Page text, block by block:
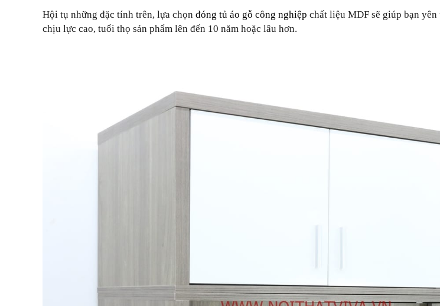
Hội tụ những đặc tính trên, lựa chọn đóng tủ áo gỗ công nghiệp chất liệu MDF sẽ giúp bạn yên
chịu lực cao, tuổi thọ sản phẩm lên đến 10 năm hoặc lâu hơn.